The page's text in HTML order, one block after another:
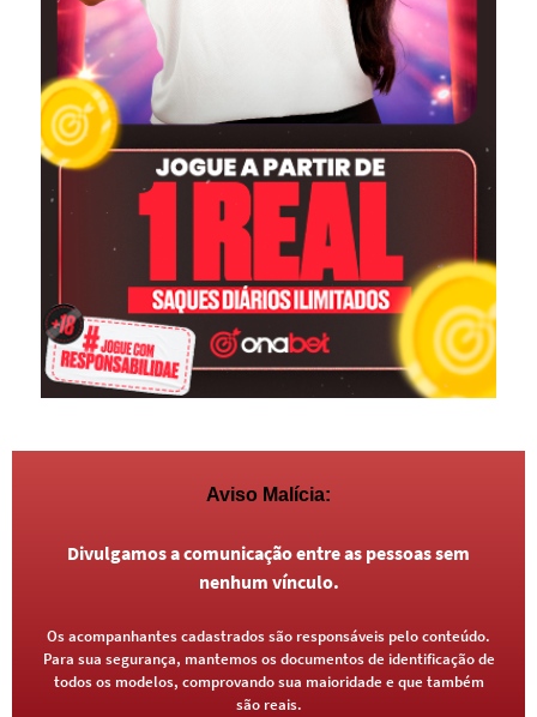
Aviso Malícia:
Divulgamos a comunicação entre as pessoas sem
nenhum vínculo.
Os acompanhantes cadastrados são responsáveis pelo conteúdo.
Para sua segurança, mantemos os documentos de identificação de
todos os modelos, comprovando sua maioridade e que também
são reais.